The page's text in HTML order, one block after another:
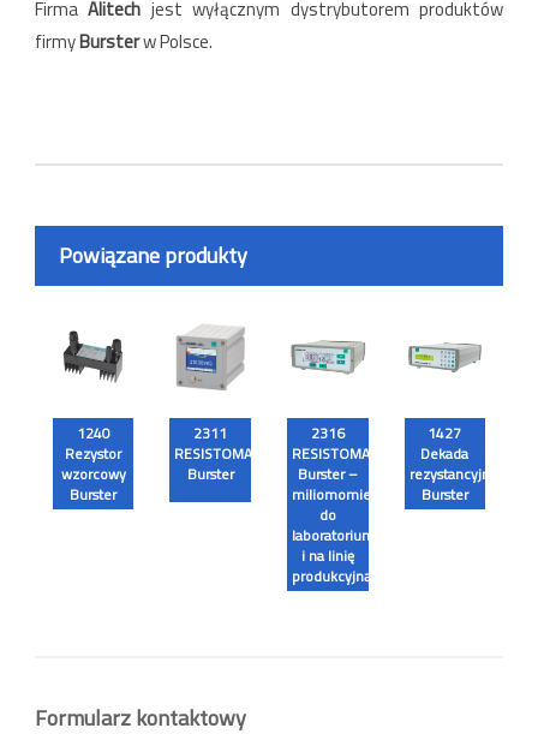
FirmaAlitech jest wyłącznym dystrybutorem produktów
firmyBursterw Polsce.
Powiązane produkty
1240
Rezystor
wzorcowy
Burster
2311
RESISTOMAT®
Burster
2316
RESISTOMAT®
Burster –
miliomomierz
do
laboratorium
i na linię
produkcyjną
1427
Dekada
rezystancyjna
Burster
Formularz kontaktowy